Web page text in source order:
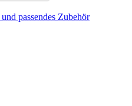
passendes Zubehör